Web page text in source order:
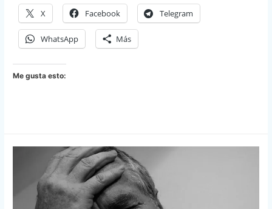
X Facebook Telegram
WhatsApp Más
Me gusta esto: